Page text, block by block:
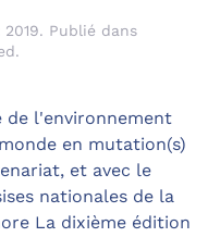
2019. Publié dans
.
de l'environnement
en mutation(s)
et avec le
nationales de la
La dixième édition